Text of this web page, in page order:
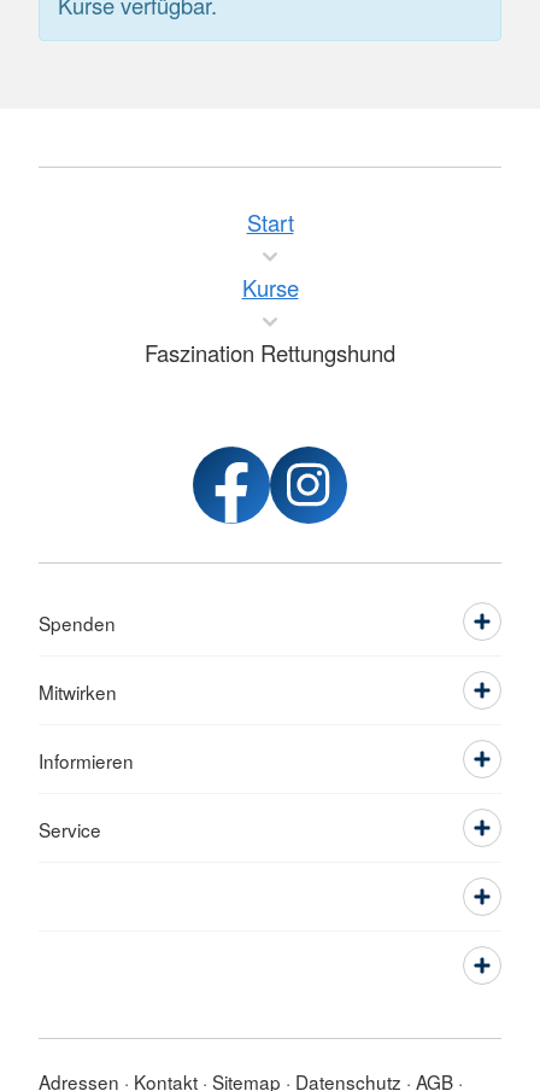
Start
Kurse
Faszination Rettungshund
Spenden
Mitwirken
Informieren
Service
Adressen Kontakt Sitemap Datenschutz AGB